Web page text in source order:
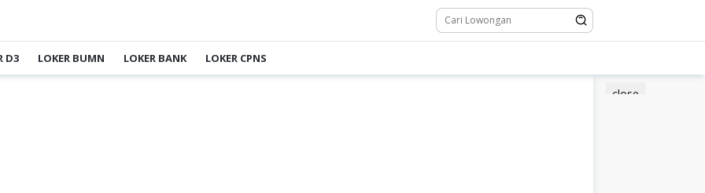
D3 LOKER BUMN LOKER BANK LOKER CPNS
close